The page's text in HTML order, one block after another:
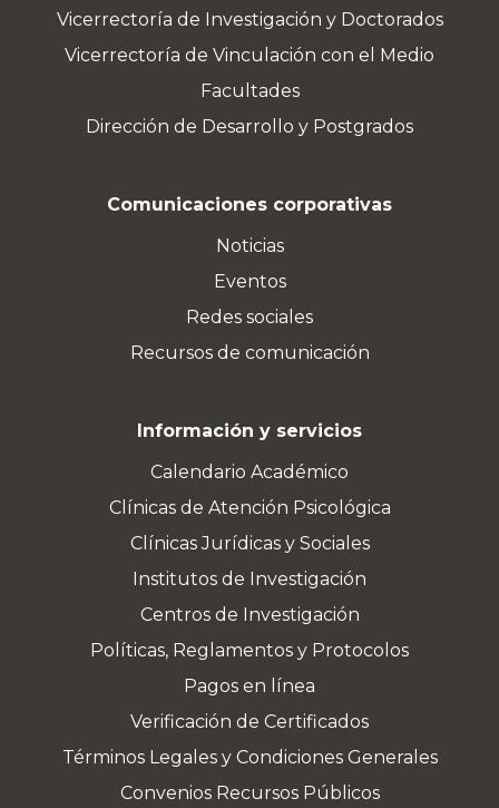
Vicerrectoría de Investigación y Doctorados
Vicerrectoría de Vinculación con el Medio
Facultades
Dirección de Desarrollo y Postgrados
Comunicaciones corporativas
Noticias
Eventos
Redes sociales
Recursos de comunicación
Información y servicios
Calendario Académico
Clínicas de Atención Psicológica
Clínicas Jurídicas y Sociales
Institutos de Investigación
Centros de Investigación
Políticas, Reglamentos y Protocolos
Pagos en línea
Verificación de Certificados
Términos Legales y Condiciones Generales
Convenios Recursos Públicos